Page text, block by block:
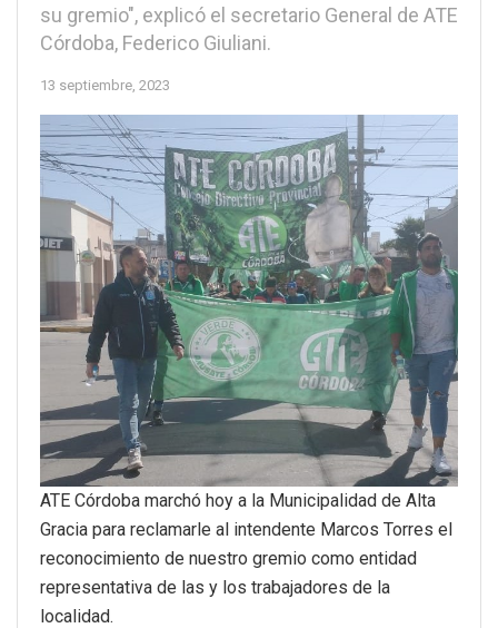
su gremio", explicó el secretario General de ATE
Córdoba, Federico Giuliani.
13 septiembre, 2023
ATE Córdoba marchó hoy a la Municipalidad de Alta
Gracia para reclamarle al intendente Marcos Torres el
reconocimiento de nuestro gremio como entidad
representativa de las y los trabajadores de la
localidad.